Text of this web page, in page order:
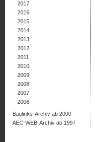
2017
2016
2015
2014
2013
2012
2011
2010
2009
2008
2007
2006
Baulinks-Archiv ab 2000
AEC-WEB-Archiv ab 1997